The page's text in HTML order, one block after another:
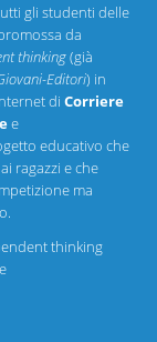
gli studenti delle
da
thinking(già
Editori) in
di Corriere
e
educativo che
ragazzi e che
ma
thinking